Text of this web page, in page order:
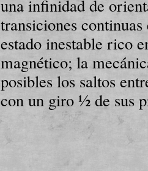
una infinidad de
transiciones
estado inestable rico
magnético; la
posibles los saltos
con un giro ½ de sus